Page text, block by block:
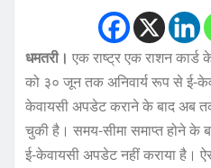
धमतरी। एक राष्ट्र एक राशन कार्ड
को ३० जून तक अनिवार्य रूप से ई-
केवायसी अपडेट कराने के बाद अब
चुकी है। समय-सीमा समाप्त होने के
ई-केवायसी अपडेट नहीं कराया है।